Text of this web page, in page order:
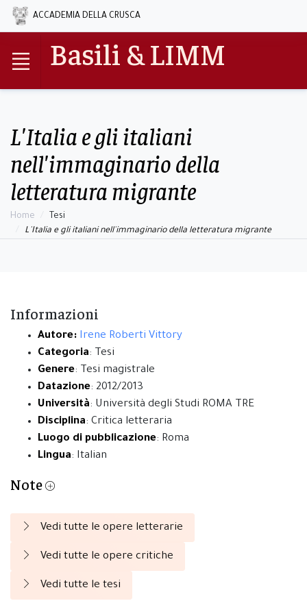
ACCADEMIA DELLA CRUSCA
Basili & LIMM
L'Italia e gli italiani
nell'immaginario della
letteratura migrante
Home
Tesi
L'Italia e gli italiani nell'immaginario della letteratura migrante
Informazioni
Autore: Irene Roberti Vittory
Categoria: Tesi
Genere: Tesi magistrale
Datazione: 2012/2013
Università: Università degli Studi ROMA TRE
Disciplina: Critica letteraria
Luogo di pubblicazione: Roma
Lingua: Italian
Note
Vedi tutte le opere letterarie
Vedi tutte le opere critiche
Vedi tutte le tesi